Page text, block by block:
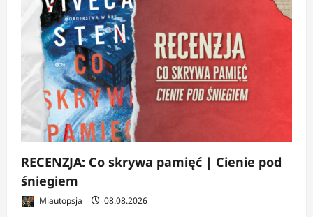
RECENZJA: Co skrywa pamięć | Cienie pod
śniegiem
Miautopsja 08.08.2026